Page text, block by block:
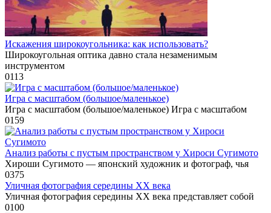
Искажения широкоугольника: как использовать?
Широкоугольная оптика давно стала незаменимым
инструментом
0113
Игра с масштабом (большое/маленькое)
Игра с масштабом (большое/маленькое) Игра с масштабом
0159
Анализ работы с пустым пространством у Хироси Сугимото
Хироши Сугимото — японский художник и фотограф, чья
0375
Уличная фотография середины XX века
Уличная фотография середины XX века представляет собой
0100